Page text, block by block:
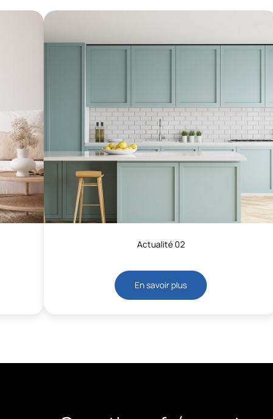
Actualité 02
En savoir plus